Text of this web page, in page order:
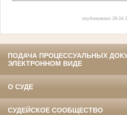
опубликовано
ПОДАЧА ПРОЦЕССУАЛЬНЫХ
ЭЛЕКТРОННОМ ВИДЕ
О СУДЕ
СУДЕЙСКОЕ СООБЩЕСТВО